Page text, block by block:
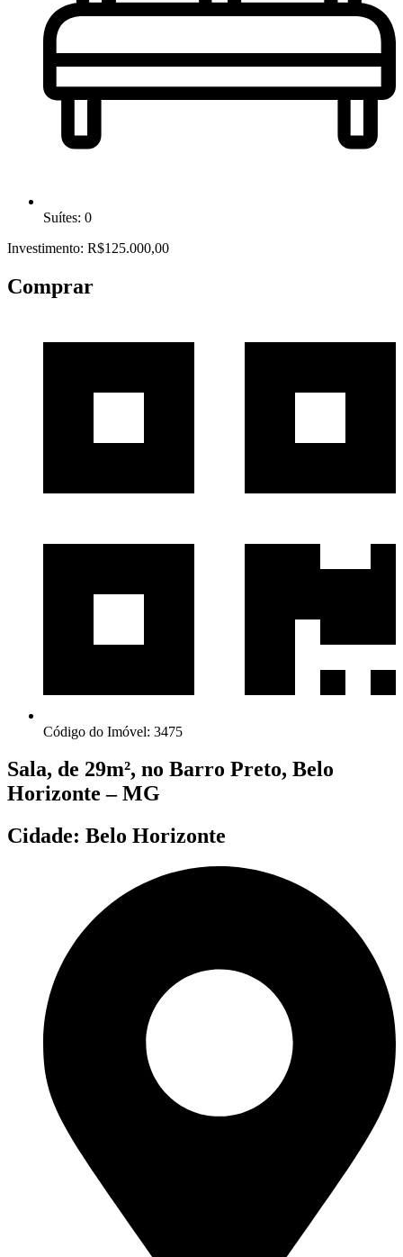
Suítes: 0
Investimento: R$125.000,00
Comprar
Código do Imóvel: 3475
Sala, de 29m², no Barro Preto, Belo
Horizonte – MG
Cidade: Belo Horizonte